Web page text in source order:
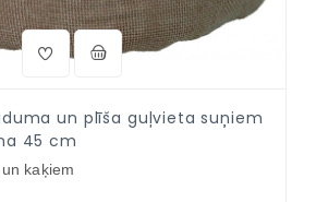
un plīša guļvieta suņiem
45 cm
kaķiem